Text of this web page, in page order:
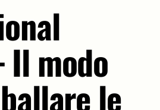
Il modo
le